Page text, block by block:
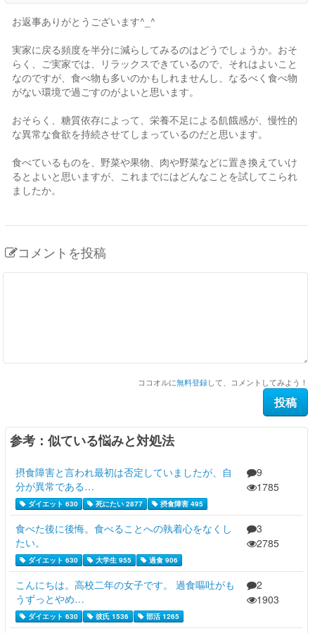
お返事ありがとうございます^_^
実家に戻る頻度を半分に減らしてみるのはどうでしょうか。おそ
らく、ご実家では、リラックスできているので、それはよいこと
なのですが、食べ物も多いのかもしれませんし、なるべく食べ物
がない環境で過ごすのがよいと思います。
おそらく、糖質依存によって、栄養不足による飢餓感が、慢性的
な異常な食欲を持続させてしまっているのだと思います。
食べているものを、野菜や果物、肉や野菜などに置き換えていけ
るとよいと思いますが、これまでにはどんなことを試してこられ
ましたか。
コメントを投稿
ココオルに無料登録して、コメントしてみよう！
参考：似ている悩みと対処法
摂食障害と言われ最初は否定していましたが、自
分が異常である…
ダイエット 630 死にたい 2877 摂食障害 495
9
1785
食べた後に後悔。食べることへの執着心をなくし
たい。
ダイエット 630 大学生 955 過食 906
3
2785
こんにちは。高校二年の女子です。 過食嘔吐がも
うずっとやめ…
ダイエット 630 彼氏 1536 部活 1265
2
1903